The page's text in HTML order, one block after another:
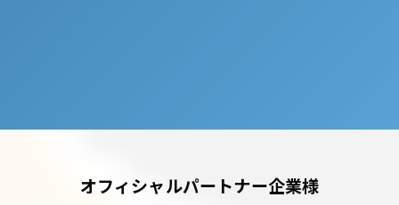
オフィシャルパートナー企業様